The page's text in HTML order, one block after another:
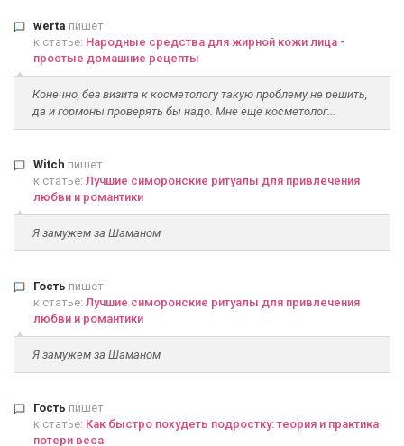
werta пишет
к статье: Народные средства для жирной кожи лица -
простые домашние рецепты
Конечно, без визита к косметологу такую проблему не решить,
да и гормоны проверять бы надо. Мне еще косметолог...
Witch пишет
к статье: Лучшие симоронские ритуалы для привлечения
любви и романтики
Я замужем за Шаманом
Гость пишет
к статье: Лучшие симоронские ритуалы для привлечения
любви и романтики
Я замужем за Шаманом
Гость пишет
к статье: Как быстро похудеть подростку: теория и практика
потери веса